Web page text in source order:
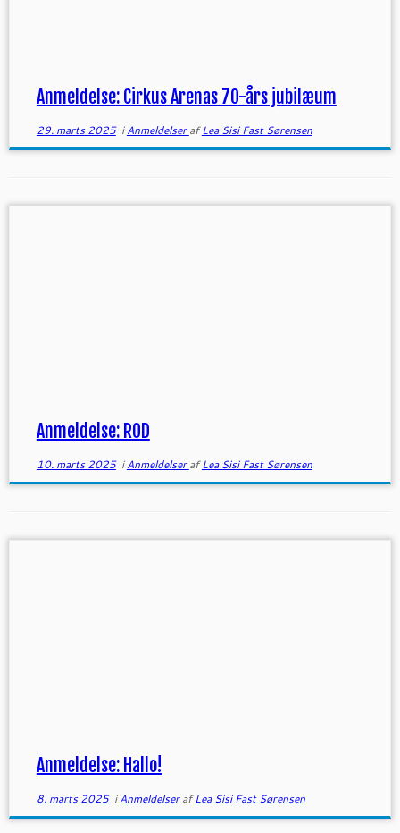
Anmeldelse: Cirkus Arenas 70-års jubilæum
29. marts 2025iAnmeldelserafLea Sisi Fast Sørensen
Anmeldelse: ROD
10. marts 2025iAnmeldelserafLea Sisi Fast Sørensen
Anmeldelse: Hallo!
8. marts 2025iAnmeldelserafLea Sisi Fast Sørensen